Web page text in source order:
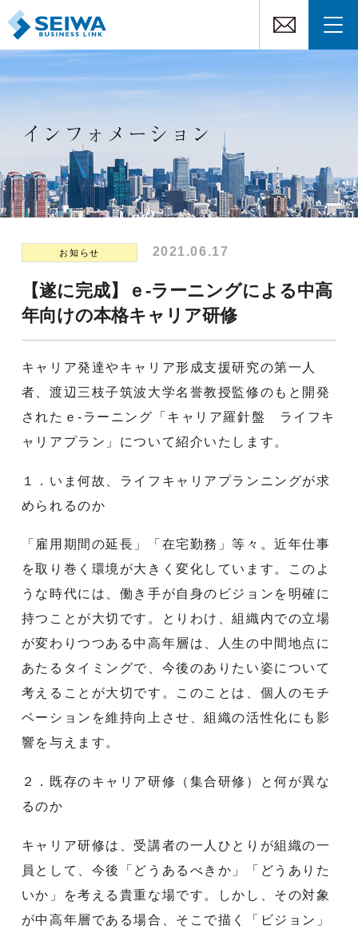
インフォメーション
お知らせ 2021.06.17
【遂に完成】ｅ-ラーニングによる中高
年向けの本格キャリア研修
キャリア発達やキャリア形成支援研究の第一人
者、渡辺三枝子筑波大学名誉教授監修のもと開発
されたｅ-ラーニング「キャリア羅針盤 ライフキ
ャリアプラン」について紹介いたします。
１．いま何故、ライフキャリアプランニングが求
められるのか
「雇用期間の延長」「在宅勤務」等々。近年仕事
を取り巻く環境が大きく変化しています。このよ
うな時代には、働き手が自身のビジョンを明確に
持つことが大切です。とりわけ、組織内での立場
が変わりつつある中高年層は、人生の中間地点に
あたるタイミングで、今後のありたい姿について
考えることが大切です。このことは、個人のモチ
ベーションを維持向上させ、組織の活性化にも影
響を与えます。
２．既存のキャリア研修（集合研修）と何が異な
るのか
キャリア研修は、受講者の一人ひとりが組織の一
員として、今後「どうあるべきか」「どうありた
いか」を考える貴重な場です。しかし、その対象
が中高年層である場合、そこで描く「ビジョン」